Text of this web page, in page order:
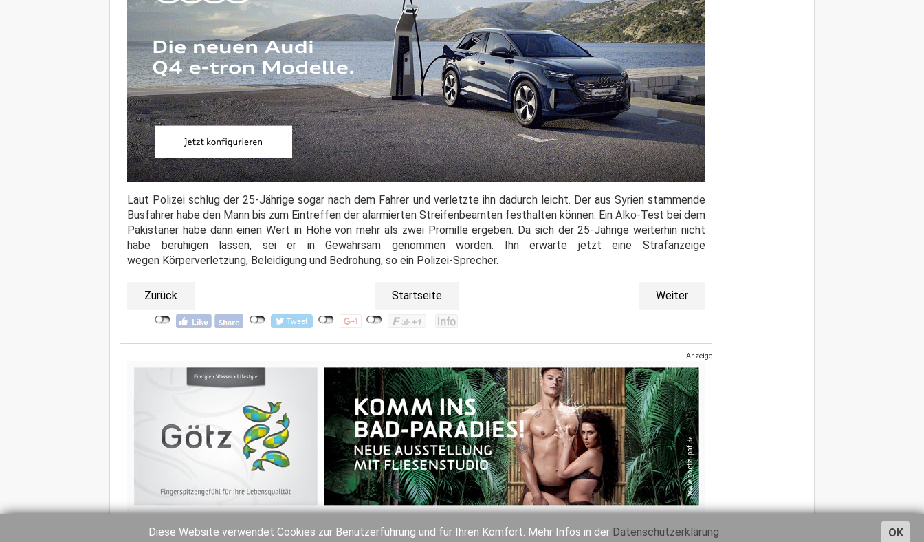
Diese Website verwendet Cookies zur Benutzerführung und für Ihren Komfort. Mehr Infos in der Datenschutzerklärung OK
Laut Polizei schlug der 25-Jährige sogar nach dem Fahrer und verletzte ihn dadurch leicht. Der aus Syrien stammende
Busfahrer habe den Mann bis zum Eintreffen der alarmierten Streifenbeamten festhalten können. Ein Alko-Test bei dem
Pakistaner habe dann einen Wert in Höhe von mehr als zwei Promille ergeben. Da sich der 25-Jährige weiterhin nicht
habe beruhigen lassen, sei er in Gewahrsam genommen worden. Ihn erwarte jetzt eine Strafanzeige
wegen Körperverletzung, Beleidigung und Bedrohung, so ein Polizei-Sprecher.
Zurück Startseite Weiter
Anzeige
Mediadaten Impressum Datenschutz